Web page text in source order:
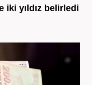
iki yıldız belirledi